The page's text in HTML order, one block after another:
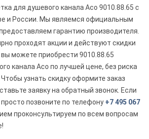
для душевого канала Aco 9010.88.65 с
и России. Мы являемся официальным
гарантию производителя.
проходят акции и действуют скидки
можете приобрести 9010.88.65
канала Aco по лучшей цене, без риска
узнать скидку оформите заказ
заявку на обратный звонок. Если
позвоните по телефону +7 495 067
проконсультируем по всем вопросам